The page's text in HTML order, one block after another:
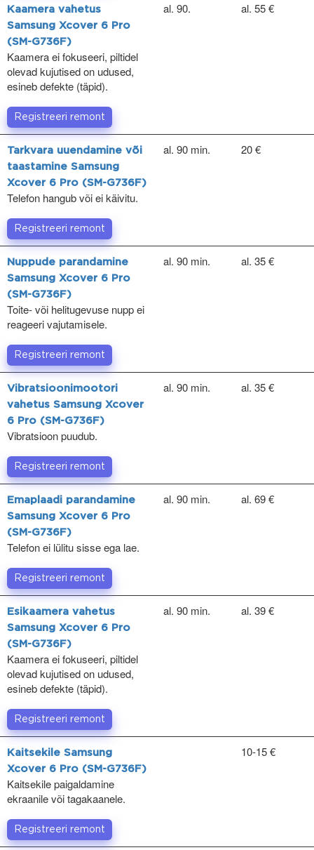
Kaamera vahetus
Samsung Xcover 6 Pro
(SM-G736F)
Kaamera ei fokuseeri, piltidel
olevad kujutised on udused,
esineb defekte (täpid).
al. 90. al. 55 €
Registreeri remont
Tarkvara uuendamine või
taastamine Samsung
Xcover 6 Pro (SM-G736F)
Telefon hangub või ei käivitu.
al. 90 min. 20 €
Registreeri remont
Nuppude parandamine
Samsung Xcover 6 Pro
(SM-G736F)
Toite- või helitugevuse nupp ei
reageeri vajutamisele.
al. 90 min. al. 35 €
Registreeri remont
Vibratsioonimootori
vahetus Samsung Xcover
6 Pro (SM-G736F)
Vibratsioon puudub.
al. 90 min. al. 35 €
Registreeri remont
Emaplaadi parandamine
Samsung Xcover 6 Pro
(SM-G736F)
Telefon ei lülitu sisse ega lae.
al. 90 min. al. 69 €
Registreeri remont
Esikaamera vahetus
Samsung Xcover 6 Pro
(SM-G736F)
Kaamera ei fokuseeri, piltidel
olevad kujutised on udused,
esineb defekte (täpid).
al. 90 min. al. 39 €
Registreeri remont
Kaitsekile Samsung
Xcover 6 Pro (SM-G736F)
Kaitsekile paigaldamine
ekraanile või tagakaanele.
10-15 €
Registreeri remont